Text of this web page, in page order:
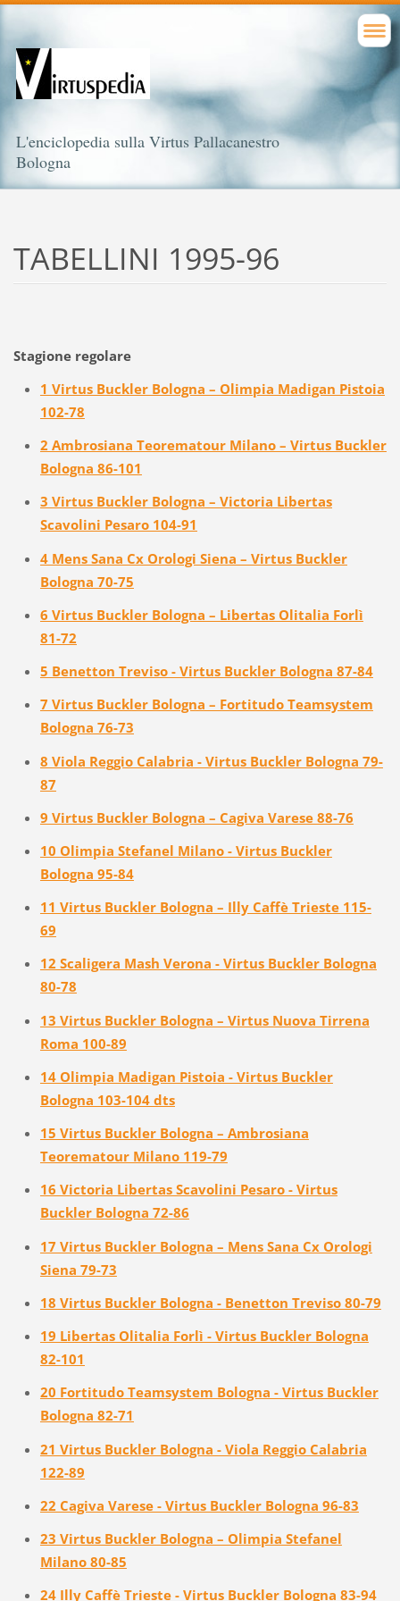
L'enciclopedia sulla Virtus Pallacanestro
Bologna
TABELLINI 1995-96
Stagione regolare
1 Virtus Buckler Bologna – Olimpia Madigan Pistoia
102-78
2 Ambrosiana Teorematour Milano – Virtus Buckler
Bologna 86-101
3 Virtus Buckler Bologna – Victoria Libertas
Scavolini Pesaro 104-91
4 Mens Sana Cx Orologi Siena – Virtus Buckler
Bologna 70-75
6 Virtus Buckler Bologna – Libertas Olitalia Forlì
81-72
5 Benetton Treviso - Virtus Buckler Bologna 87-84
7 Virtus Buckler Bologna – Fortitudo Teamsystem
Bologna 76-73
8 Viola Reggio Calabria - Virtus Buckler Bologna 79-
87
9 Virtus Buckler Bologna – Cagiva Varese 88-76
10 Olimpia Stefanel Milano - Virtus Buckler
Bologna 95-84
11 Virtus Buckler Bologna – Illy Caffè Trieste 115-
69
12 Scaligera Mash Verona - Virtus Buckler Bologna
80-78
13 Virtus Buckler Bologna – Virtus Nuova Tirrena
Roma 100-89
14 Olimpia Madigan Pistoia - Virtus Buckler
Bologna 103-104 dts
15 Virtus Buckler Bologna – Ambrosiana
Teorematour Milano 119-79
16 Victoria Libertas Scavolini Pesaro - Virtus
Buckler Bologna 72-86
17 Virtus Buckler Bologna – Mens Sana Cx Orologi
Siena 79-73
18 Virtus Buckler Bologna - Benetton Treviso 80-79
19 Libertas Olitalia Forlì - Virtus Buckler Bologna
82-101
20 Fortitudo Teamsystem Bologna - Virtus Buckler
Bologna 82-71
21 Virtus Buckler Bologna - Viola Reggio Calabria
122-89
22 Cagiva Varese - Virtus Buckler Bologna 96-83
23 Virtus Buckler Bologna – Olimpia Stefanel
Milano 80-85
24 Illy Caffè Trieste - Virtus Buckler Bologna 83-94